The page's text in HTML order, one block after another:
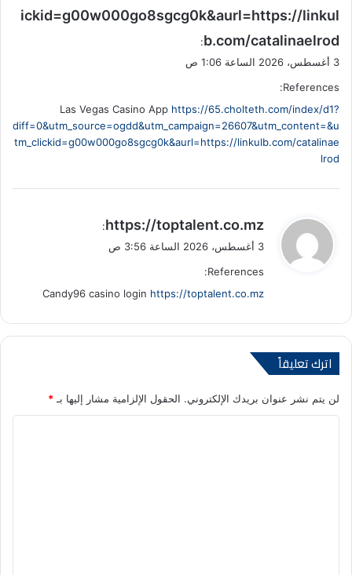
ickid=g00w000go8sgcg0k&aurl=https://linkul
b.com/catalinaelrod
:
3 أغسطس، 2026 الساعة 1:06 ص
References:
Las Vegas Casino App https://65.cholteth.com/index/d1?
diff=0&utm_source=ogdd&utm_campaign=26607&utm_content=&u
tm_clickid=g00w000go8sgcg0k&aurl=https://linkulb.com/catalinae
lrod
ي
ق
ل
https://toptalent.co.mz
:
3 أغسطس، 2026 الساعة 3:56 ص
References:
Candy96 casino login https://toptalent.co.mz
اترك تعليقاً
لن يتم نشر عنوان بريدك الإلكتروني. الحقول الإلزامية مشار إليها بـ*